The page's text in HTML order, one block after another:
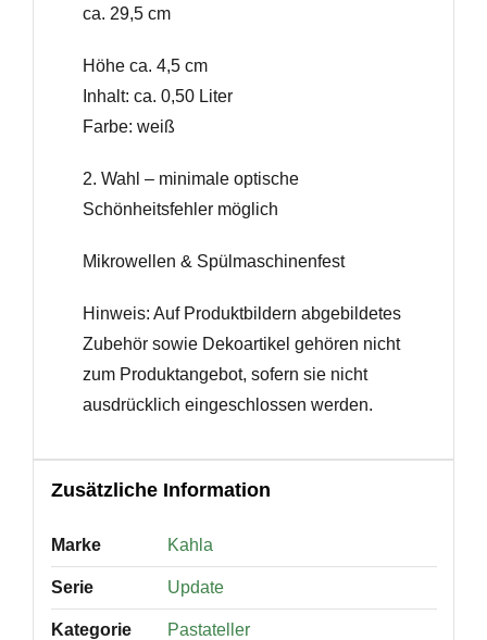
ca. 29,5 cm
Höhe ca. 4,5 cm
Inhalt: ca. 0,50 Liter
Farbe: weiß
2. Wahl – minimale optische
Schönheitsfehler möglich
Mikrowellen & Spülmaschinenfest
Hinweis: Auf Produktbildern abgebildetes
Zubehör sowie Dekoartikel gehören nicht
zum Produktangebot, sofern sie nicht
ausdrücklich eingeschlossen werden.
Zusätzliche Information
Marke Kahla
Serie Update
Kategorie Pastateller